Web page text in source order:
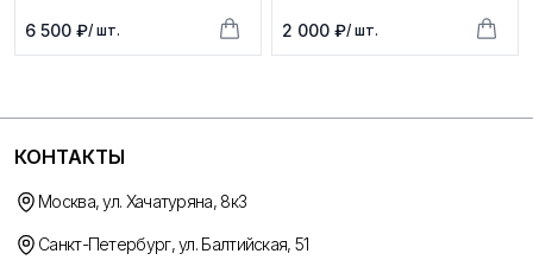
6 500 ₽/ шт. 2 000 ₽/ шт.
КОНТАКТЫ
Москва, ул. Хачатуряна, 8к3
Санкт-Петербург, ул. Балтийская, 51